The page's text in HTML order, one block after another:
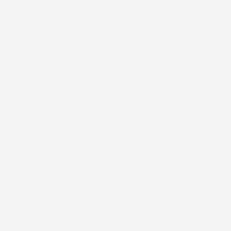
aktuell etwa 100 Stellen
Fachkräfte für die
Unternehmen zu gewinnen,
bleiben: Das zeigt ein Blick auf
Beschäftigten. Die Hälfte unserer
Und gerade diese
ein für den Betrieb sehr wichtiges
eine eher noch junge
von unter 40 Jahren.